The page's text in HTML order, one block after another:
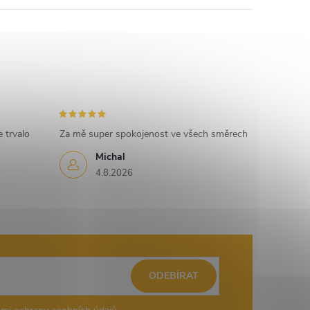
trvalo
Michal
4.8.2026
Za mě super spokojenost ve všech směrech
ODEBÍRAT